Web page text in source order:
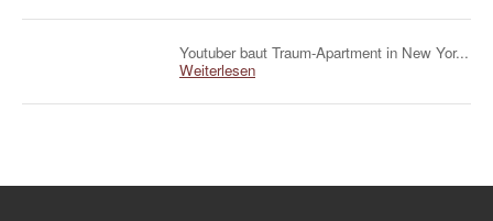
Youtuber baut Traum-Apartment in New Yor...
Weiterlesen